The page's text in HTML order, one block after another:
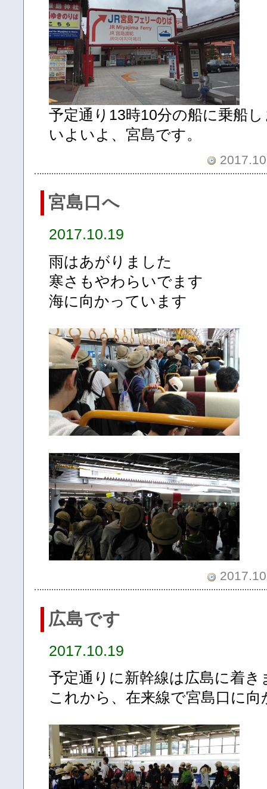
予定通り13時10分の船に乗船
いよいよ、宮島です。
宮島口へ
2017.10.19
雨はあがりました
寒さもやわらいでます
海に向かっています
広島です
2017.10.19
予定通りに新幹線は広島に着き
これから、在来線で宮島口に向